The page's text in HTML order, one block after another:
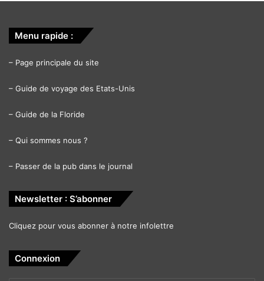
Menu rapide :
– Page principale du site
– Guide de voyage des Etats-Unis
– Guide de la Floride
– Qui sommes nous ?
– Passer de la pub dans le journal
Newsletter : S’abonner
Cliquez pour vous abonner à notre infolettre
Connexion